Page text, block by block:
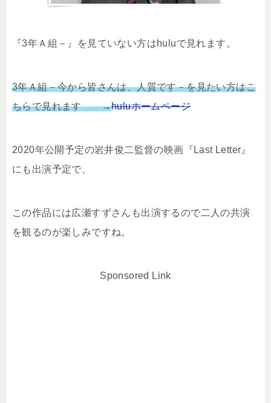
『3年Ａ組－』を見ていない方はhuluで見れます。
3年Ａ組－今から皆さんは、人質です－を見たい方はこ
ちらで見れます →huluホームページ
2020年公開予定の岩井俊二監督の映画『Last Letter』
にも出演予定で、
この作品には広瀬すずさんも出演するので二人の共演
を観るのが楽しみですね。
Sponsored Link